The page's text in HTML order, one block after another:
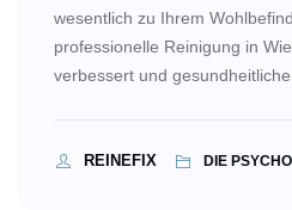
wesentlich zu Ihrem
professionelle Reinigung in
verbessert und
REINEFIX DIE